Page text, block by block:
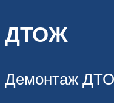
ДТОЖ
Демонтаж